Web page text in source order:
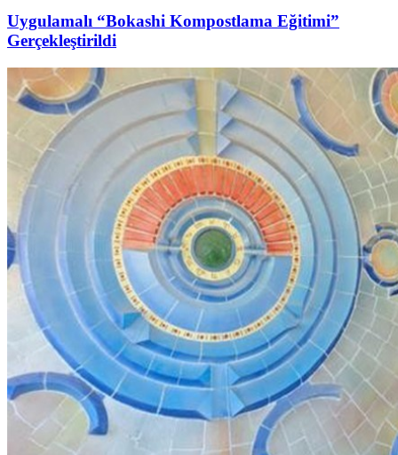
Uygulamalı “Bokashi Kompostlama Eğitimi”
Gerçekleştirildi